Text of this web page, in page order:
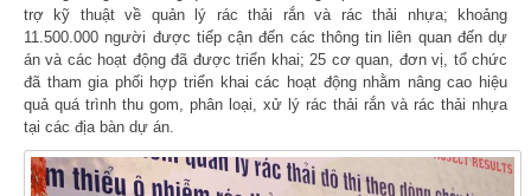
trợ kỹ thuật về quản lý rác thải rắn và rác thải nhựa; khoảng
11.500.000 người được tiếp cận đến các thông tin liên quan đến dự
án và các hoạt động đã được triển khai; 25 cơ quan, đơn vị, tổ chức
đã tham gia phối hợp triển khai các hoạt động nhằm nâng cao hiệu
quả quá trình thu gom, phân loại, xử lý rác thải rắn và rác thải nhựa
tại các địa bàn dự án.